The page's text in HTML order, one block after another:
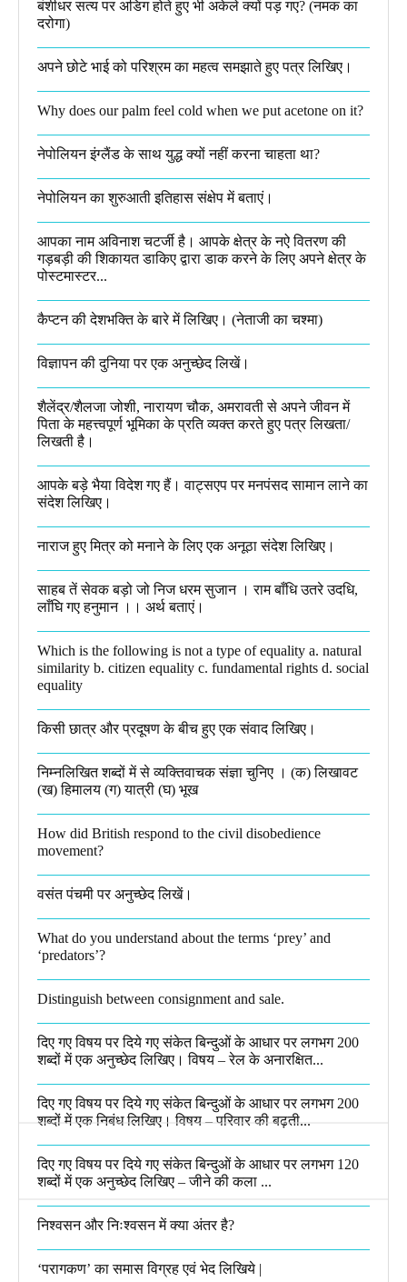
बंशीधर सत्य पर अडिग होते हुए भी अकेले क्यों पड़ गए? (नमक का
दरोगा)
अपने छोटे भाई को परिश्रम का महत्व समझाते हुए पत्र लिखिए।
Why does our palm feel cold when we put acetone on it?
नेपोलियन इंग्लैंड के साथ युद्ध क्यों नहीं करना चाहता था​?
नेपोलियन का शुरुआती इतिहास संक्षेप में बताएं।
आपका नाम अविनाश चटर्जी है। आपके क्षेत्र के नऐ वितरण की
गड़बड़ी की शिकायत डाकिए द्वारा डाक करने के लिए अपने क्षेत्र के
पोस्टमास्टर...
कैप्टन की देशभक्ति के बारे में लिखिए।​ (नेताजी का चश्मा)
विज्ञापन की दुनिया पर एक अनुच्छेद लिखें।
शैलेंद्र/शैलजा जोशी, नारायण चौक, अमरावती से अपने जीवन में
पिता के महत्त्वपूर्ण भूमिका के प्रति व्यक्त करते हुए पत्र लिखता/
लिखती है।​
आपके बड़े भैया विदेश गए हैं। वाट्सएप पर मनपंसद सामान लाने का
संदेश लिखिए।
नाराज हुए मित्र को मनाने के लिए एक अनूठा संदेश लिखिए।
साहब तें सेवक बड़ो जो निज धरम सुजान । राम बाँधि उतरे उदधि,
लाँघि गए हनुमान ।।​ अर्थ बताएं।
Which is the following is not a type of equality a. natural
similarity b. citizen equality c. fundamental rights d. social
equality​
किसी छात्र और प्रदूषण के बीच हुए एक संवाद लिखिए।​
निम्नलिखित शब्दों में से व्यक्तिवाचक संज्ञा चुनिए । (क) लिखावट
(ख) हिमालय (ग) यात्री (घ) भूख​
How did British respond to the civil disobedience
movement?
वसंत पंचमी पर अनुच्छेद लिखें।
What do you understand about the terms ‘prey’ and
‘predators’?​
Distinguish between consignment and sale.
दिए गए विषय पर दिये गए संकेत बिन्दुओं के आधार पर लगभग 200
शब्दों में एक अनुच्छेद लिखिए। विषय – रेल के अनारक्षित...
दिए गए विषय पर दिये गए संकेत बिन्दुओं के आधार पर लगभग 200
शब्दों में एक निबंध लिखिए। विषय – परिवार की बढ़ती...
दिए गए विषय पर दिये गए संकेत बिन्दुओं के आधार पर लगभग 120
शब्दों में एक अनुच्छेद लिखिए – जीने की कला ...
निश्वसन और निःश्वसन में क्या अंतर है?
‘परागकण’ का समास विग्रह एवं भेद लिखिये |